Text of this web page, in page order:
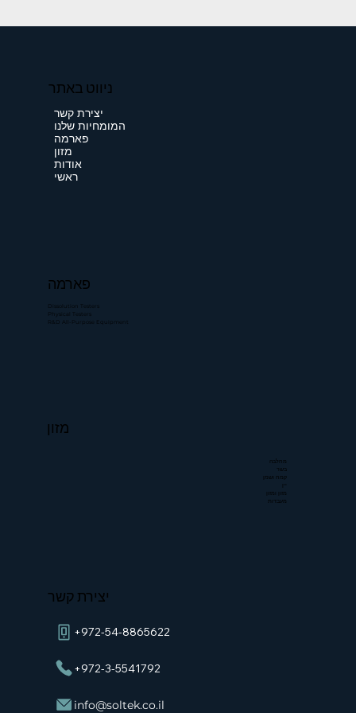
ניווט באתר
יצירת קשר
המומחיות שלנו
פארמה
מזון
אודות
ראשי
פארמה
Dissolution Testers
Physical Testers
R&D All-Purpose Equipment
מזון
מחלבה
בשר
קמח ושמן
מזון ומזון
מעבדות
יצירת קשר
+972-54-8865622
+972-3-5541792
info@soltek.co.il